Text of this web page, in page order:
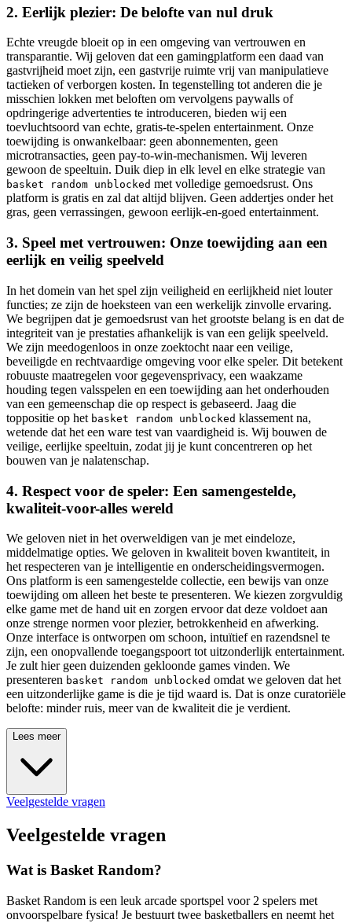
2. Eerlijk plezier: De belofte van nul druk
Echte vreugde bloeit op in een omgeving van vertrouwen en
transparantie. Wij geloven dat een gamingplatform een daad van
gastvrijheid moet zijn, een gastvrije ruimte vrij van manipulatieve
tactieken of verborgen kosten. In tegenstelling tot anderen die je
misschien lokken met beloften om vervolgens paywalls of
opdringerige advertenties te introduceren, bieden wij een
toevluchtsoord van echte, gratis-te-spelen entertainment. Onze
toewijding is onwankelbaar: geen abonnementen, geen
microtransacties, geen pay-to-win-mechanismen. Wij leveren
gewoon de speeltuin. Duik diep in elk level en elke strategie van
basket random unblocked met volledige gemoedsrust. Ons
platform is gratis en zal dat altijd blijven. Geen addertjes onder het
gras, geen verrassingen, gewoon eerlijk-en-goed entertainment.
3. Speel met vertrouwen: Onze toewijding aan een
eerlijk en veilig speelveld
In het domein van het spel zijn veiligheid en eerlijkheid niet louter
functies; ze zijn de hoeksteen van een werkelijk zinvolle ervaring.
We begrijpen dat je gemoedsrust van het grootste belang is en dat de
integriteit van je prestaties afhankelijk is van een gelijk speelveld.
We zijn meedogenloos in onze zoektocht naar een veilige,
beveiligde en rechtvaardige omgeving voor elke speler. Dit betekent
robuuste maatregelen voor gegevensprivacy, een waakzame
houding tegen valsspelen en een toewijding aan het onderhouden
van een gemeenschap die op respect is gebaseerd. Jaag die
toppositie op het basket random unblocked klassement na,
wetende dat het een ware test van vaardigheid is. Wij bouwen de
veilige, eerlijke speeltuin, zodat jij je kunt concentreren op het
bouwen van je nalatenschap.
4. Respect voor de speler: Een samengestelde,
kwaliteit-voor-alles wereld
We geloven niet in het overweldigen van je met eindeloze,
middelmatige opties. We geloven in kwaliteit boven kwantiteit, in
het respecteren van je intelligentie en onderscheidingsvermogen.
Ons platform is een samengestelde collectie, een bewijs van onze
toewijding om alleen het beste te presenteren. We kiezen zorgvuldig
elke game met de hand uit en zorgen ervoor dat deze voldoet aan
onze strenge normen voor plezier, betrokkenheid en afwerking.
Onze interface is ontworpen om schoon, intuïtief en razendsnel te
zijn, een onopvallende toegangspoort tot uitzonderlijk entertainment.
Je zult hier geen duizenden gekloonde games vinden. We
presenteren basket random unblocked omdat we geloven dat het
een uitzonderlijke game is die je tijd waard is. Dat is onze curatoriële
belofte: minder ruis, meer van de kwaliteit die je verdient.
Lees meer
Veelgestelde vragen
Veelgestelde vragen
Wat is Basket Random?
Basket Random is een leuk arcade sportspel voor 2 spelers met
onvoorspelbare fysica! Je bestuurt twee basketballers en neemt het